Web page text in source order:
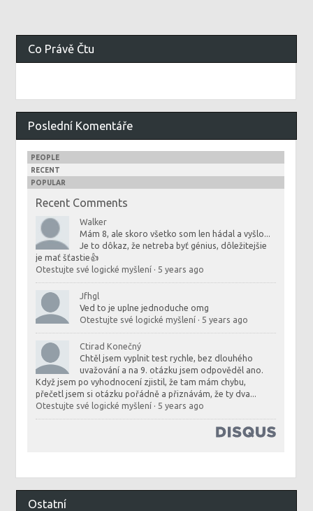
Co Právě Čtu
Poslední Komentáře
PEOPLE
RECENT
POPULAR
Recent Comments
Walker
Mám 8, ale skoro všetko som len hádal a vyšlo...
Je to dôkaz, že netreba byť génius, dôležitejšie
je mať šťastie👍
Otestujte své logické myšlení · 5 years ago
Jfhgl
Ved to je uplne jednoduche omg
Otestujte své logické myšlení · 5 years ago
Ctirad Konečný
Chtěl jsem vyplnit test rychle, bez dlouhého
uvažování a na 9. otázku jsem odpověděl ano.
Když jsem po vyhodnocení zjistil, že tam mám chybu,
přečetl jsem si otázku pořádně a přiznávám, že ty dva...
Otestujte své logické myšlení · 5 years ago
Ostatní